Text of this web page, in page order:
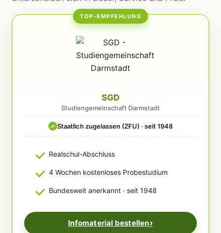
TOP-EMPFEHLUNG
SGD
Studiengemeinschaft Darmstadt
✓ Staatlich zugelassen (ZFU) · seit 1948
Realschul-Abschluss
4 Wochen kostenloses Probestudium
Bundesweit anerkannt · seit 1948
Infomaterial bestellen